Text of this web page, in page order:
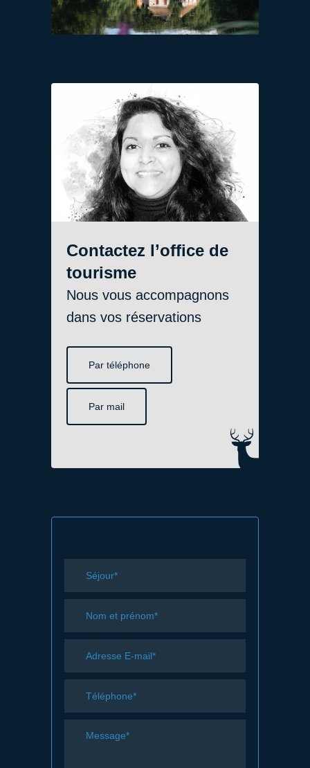
Contactez l’office de
tourisme
Nous vous accompagnons
dans vos réservations
Par téléphone
Par mail